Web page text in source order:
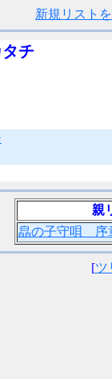
新規リスト
チ
親
皛の子守唄 序
[ツ